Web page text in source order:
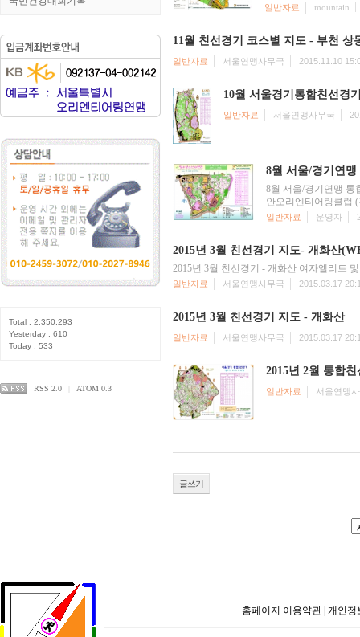
Total : 2,350,293
Yesterday : 610
Today : 533
RSS 2.0 ATOM 0.3
일반자료 mountain
11월 친선경기 코스별 지도 - 부천 상
일반자료 서울연맹사무국 2015.11.10
10월 서울경기통합친선경
일반자료 서울연맹사무국
8월 서울/경기연
8월 서울/경기연맹 통
안오리엔티어링클럽
일반자료 운영자
2015년 3월 친선경기 지도- 개화산
2015년 3월 친선경기 - 개화산 여자엘리트
일반자료 서울연맹사무국 2015.03.17
2015년 3월 친선경기 지도 - 개화산
일반자료 서울연맹사무국 2015.03.17
2015년 2월 통합
일반자료 서울연맹
글쓰기
홈페이지 이용약관 | 개인정